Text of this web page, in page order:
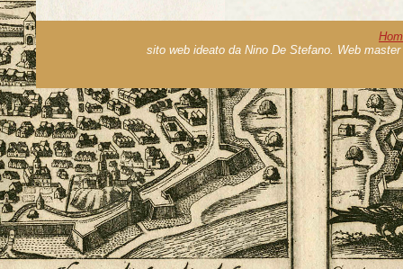
sito web ideato da Nino De Stefano. Web